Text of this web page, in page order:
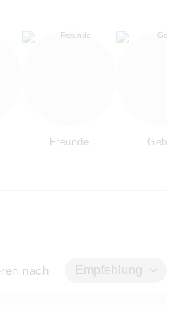
Freunde Geburt
nach Empfehlung